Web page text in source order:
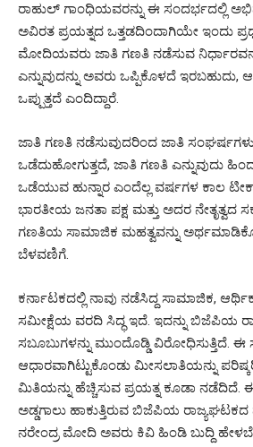
ರಾಹುಲ್ ಗಾಂಧಿಯವರನ್ನು ಈ ಸಂದರ್ಭದಲ್ಲಿ
ಅವಿರತ ಪ್ರಯತ್ನದ ಒತ್ತಡದಿಂದಾಗಿಯೇ ಇಂದು
ಮೋದಿಯವರು ಜಾತಿ ಗಣತಿ ನಡೆಸುವ
ಎನ್ನುವುದನ್ನು ಅವರು ಒಪ್ಪಿಕೊಳದೆ ಇರಬಹುದು,
ಒಪ್ಪುತ್ತದೆ ಎಂದಿದ್ದಾರೆ.
ಜಾತಿ ಗಣತಿ ನಡೆಸುವುದರಿಂದ ಜಾತಿ
ಒಡೆದುಹೋಗುತ್ತದೆ, ಜಾತಿ ಗಣತಿ ಎನ್ನುವುದು
ಒಡೆಯುವ ಹುನ್ನಾರ ಎಂದೆಲ್ಲ ವರ್ಷಗಳ ಕಾಲ
ಭಾರತೀಯ ಜನತಾ ಪಕ್ಷ ಮತ್ತು ಅದರ ನೇತೃತ್ವದ
ಗಣತಿಯ ಸಾಮಾಜಿಕ ಮಹತ್ವವನ್ನು
ಬೆಳವಣಿಗೆ.
ಕರ್ನಾಟಕದಲ್ಲಿ ನಾವು ನಡೆಸಿದ್ದ ಸಾಮಾಜಿಕ, ಆರ್ಥಿಕ
ಸಮೀಕ್ಷೆಯ ವರದಿ ಸಿದ್ಧ ಇದೆ. ಇದನ್ನು ಬಿಜೆಪಿಯ
ಸಬೂಬುಗಳನ್ನು ಮುಂದೊಡ್ಡಿ ವಿರೋಧಿಸುತ್ತಿದೆ. ಈ
ಆಧಾರವಾಗಿಟ್ಟುಕೊಂಡು ಮೀಸಲಾತಿಯನ್ನು
ಮಿತಿಯನ್ನು ಹೆಚ್ಚಿಸುವ ಪ್ರಯತ್ನ ಕೂಡಾ ನಡೆದಿದೆ.
ಅಡ್ಡಗಾಲು ಹಾಕುತ್ತಿರುವ ಬಿಜೆಪಿಯ
ನರೇಂದ್ರ ಮೋದಿ ಅವರು ಕಿವಿ ಹಿಂಡಿ ಬುದ್ದಿ